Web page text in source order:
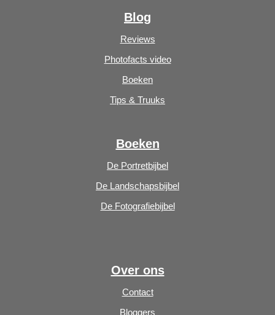
Blog
Reviews
Photofacts video
Boeken
Tips & Truuks
Boeken
De Portretbijbel
De Landschapsbijbel
De Fotografiebijbel
Over ons
Contact
Bloggers